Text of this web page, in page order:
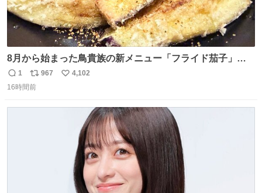
8月から始まった鳥貴族の新メニュー「フライド茄子」が
うますぎでした 信じて……
返
信
1
リ
ポ
967
い
4,102
16時間前